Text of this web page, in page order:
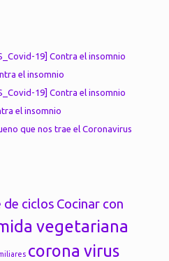
19] Contra el insomnio
el insomnio
19] Contra el insomnio
el insomnio
que nos trae el Coronavirus
de ciclos Cocinar con
vegetariana
corona virus